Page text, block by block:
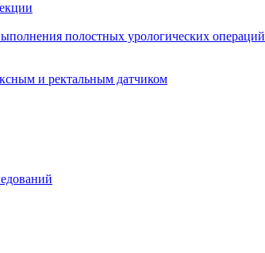
полостных урологических операций
и ректальным датчиком